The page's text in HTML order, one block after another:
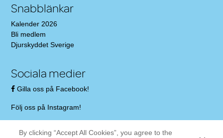
Snabblänkar
Kalender 2026
Bli medlem
Djurskyddet Sverige
Sociala medier
Gilla oss på Facebook!
Följ oss på Instagram!
By clicking “Accept All Cookies”, you agree to the